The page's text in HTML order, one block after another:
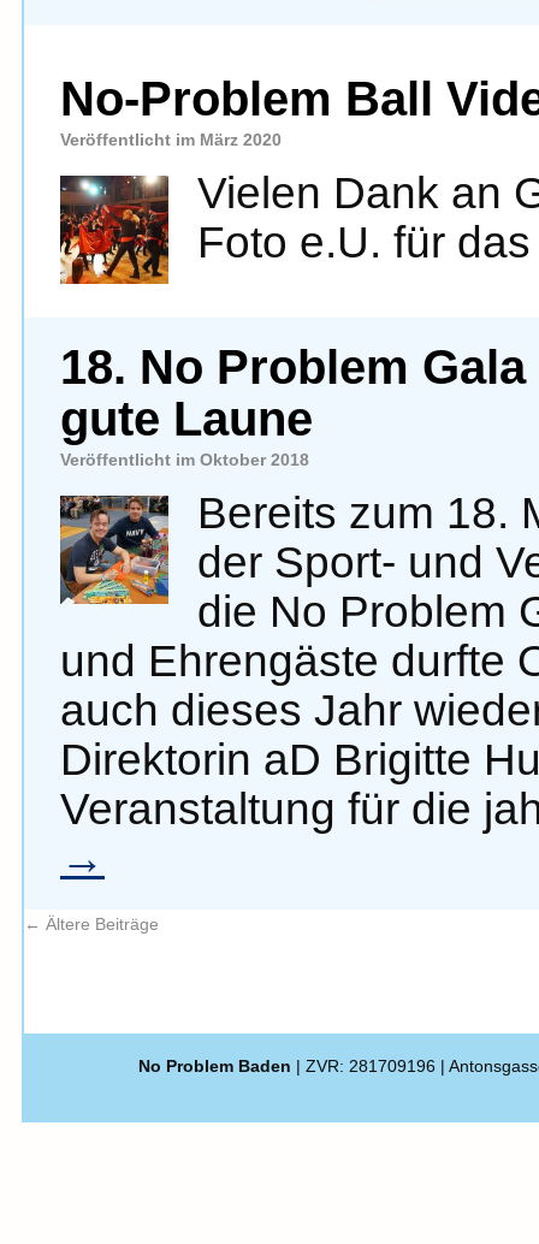
No-Problem Ball
Veröffentlicht im März 2020
Vielen Dank an
Foto e.U. für
18. No Problem
gute Laune
Veröffentlicht im Oktober 2018
Bereits zum 18.
der Sport- und
die No Problem
und Ehrengäste durfte
auch dieses Jahr
Direktorin aD Brigitte
Veranstaltung für die
→
← Ältere Beiträge
No Problem Baden | ZVR: 281709196 |